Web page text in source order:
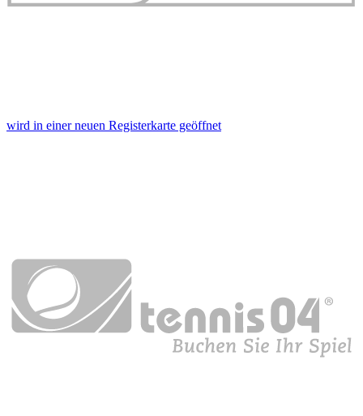
wird in einer neuen Registerkarte geöffnet